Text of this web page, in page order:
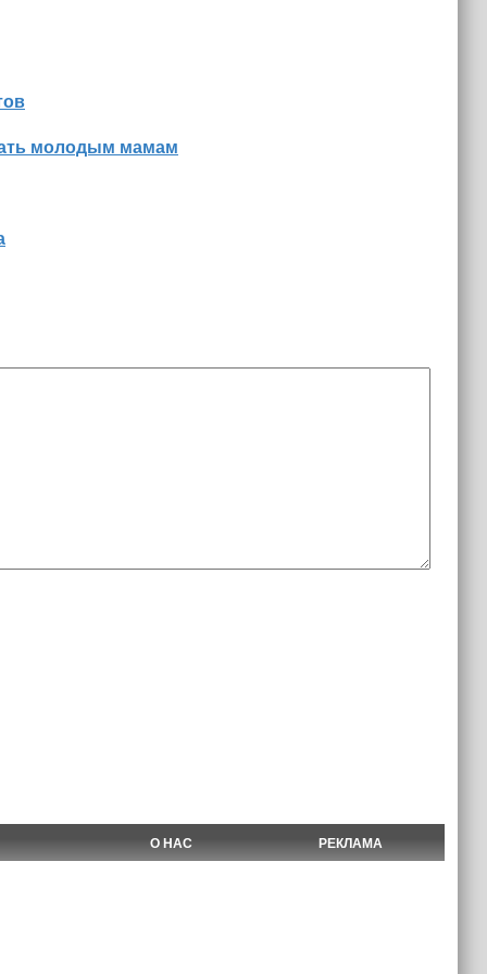
молодым мамам
О НАС РЕКЛАМА